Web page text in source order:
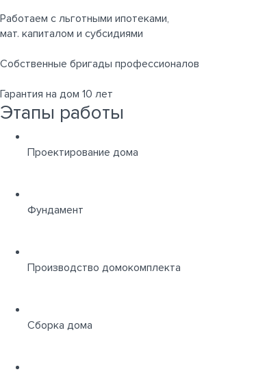
Работаем с льготными ипотеками,
мат. капиталом и субсидиями
Собственные бригады профессионалов
Гарантия на дом 10 лет
Этапы работы
Проектирование дома
Фундамент
Производство домокомплекта
Сборка дома